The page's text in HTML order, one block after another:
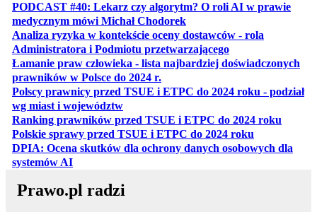
PODCAST #40: Lekarz czy algorytm? O roli AI w prawie
medycznym mówi Michał Chodorekotwiera się w nowej karcie
Analiza ryzyka w kontekście oceny dostawców - rola
Administratora i Podmiotu przetwarzającegootwiera się w
Łamanie praw człowieka - lista najbardziej doświadczonych
prawników w Polsce do 2024 r.
Polscy prawnicy przed TSUE i ETPC do 2024 roku - podział
wg miast i województwotwiera się w nowej karcie
Ranking prawników przed TSUE i ETPC do 2024 roku
Polskie sprawy przed TSUE i ETPC do 2024 roku
DPIA: Ocena skutków dla ochrony danych osobowych dla
systemów AIotwiera się w nowej karcie
Prawo.pl radzi